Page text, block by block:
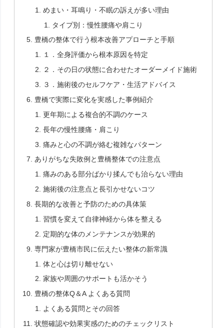
めまい・耳鳴り・不眠の訴えが多い理由
タイプ別：慢性腰痛や肩こり
豊橋の整体で行う根本改善アプローチと手順
１．全身評価から根本原因を特定
２．その日の状態に合わせたオーダーメイド施術
３．施術後のセルフケア・生活アドバイス
豊橋で実際に変化を実感した事例紹介
更年期による複合的不調のケース
長年の慢性腰痛・肩こり
痛みと心の不調が絡む複雑なパターン
ありがちな失敗例と豊橋整体での注意点
痛みのある部分ばかり揉んでも治らない理由
施術後の注意点と長引かせないコツ
長期的な改善と予防のための具体策
習慣を変えて自律神経から体を整える
定期的な体のメンテナンスが効果的
専門家が豊橋市民に伝えたい整体の新常識
体と心は切り離せない
家族や周囲のサポートも活かそう
豊橋の整体Q＆A よくある質問
よくある質問とその回答
状態確認や効果実感のためのチェックリスト